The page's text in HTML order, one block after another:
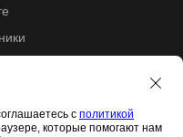
с политикой
которые помогают нам